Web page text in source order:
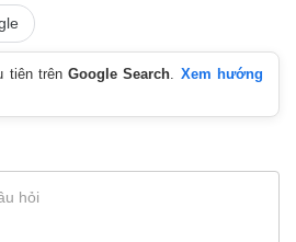
tiên trênGoogle Search. Xem hướng